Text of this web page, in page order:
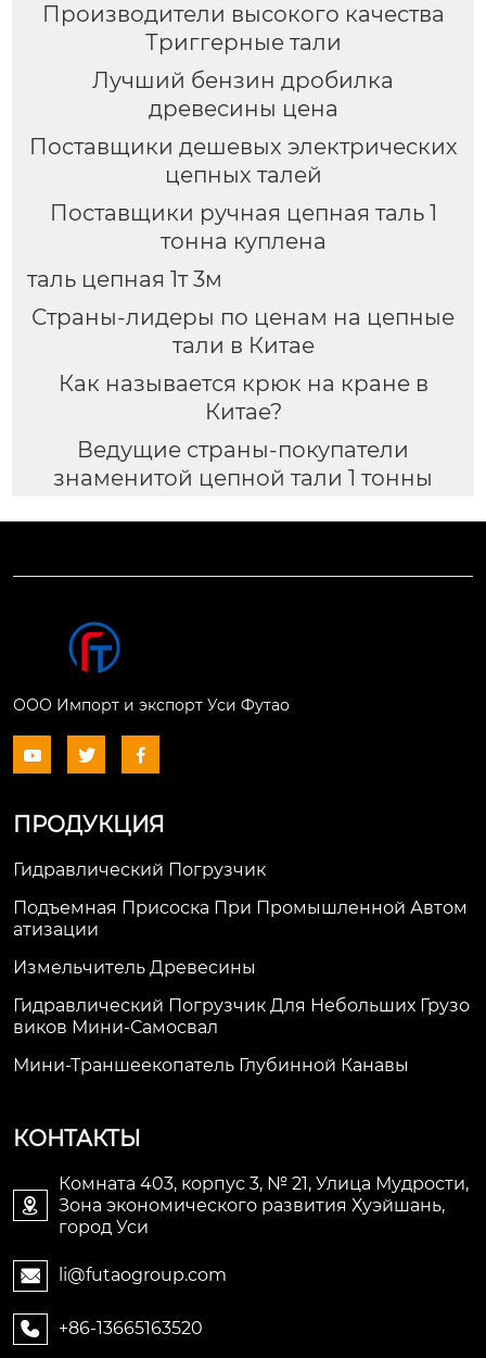
Производители высокого качества
Триггерные тали
Лучший бензин дробилка
древесины цена
Поставщики дешевых электрических
цепных талей
Поставщики ручная цепная таль 1
тонна куплена
таль цепная 1т 3м
Страны-лидеры по ценам на цепные
тали в Китае
Как называется крюк на кране в
Китае?
Ведущие страны-покупатели
знаменитой цепной тали 1 тонны
ООО Импорт и экспорт Уси Футао
  
ПРОДУКЦИЯ
Гидравлический Погрузчик
Подъемная Присоска При Промышленной Автом
Атизации
Измельчитель Древесины
Гидравлический Погрузчик Для Небольших Грузо
Виков Мини-Самосвал
Мини-Траншеекопатель Глубинной Канавы
КОНТАКТЫ

Комната 403, корпус 3, № 21, Улица Мудрости,
Зона экономического развития Хуэйшань,
город Уси
 li@futaogroup.com
 +86-13665163520